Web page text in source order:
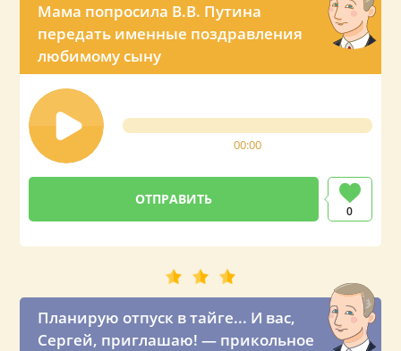
Мама попросила В.В. Путина
передать именные поздравления
любимому сыну
00:00
0
Планирую отпуск в тайге... И вас,
Сергей, приглашаю! — прикольное